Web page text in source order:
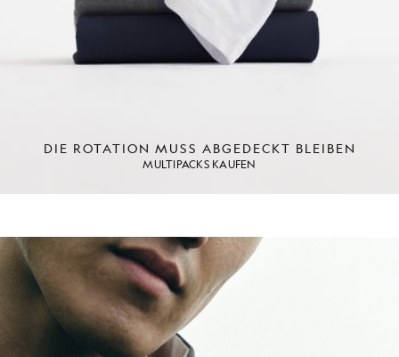
DIE ROTATION MUSS ABGEDECKT BLEIBEN
MULTIPACKS KAUFEN